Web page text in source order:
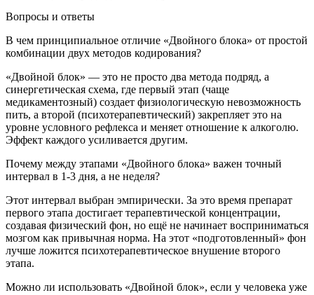
Вопросы и ответы
В чем принципиальное отличие «Двойного блока» от простой
комбинации двух методов кодирования?
«Двойной блок» — это не просто два метода подряд, а
синергетическая схема, где первый этап (чаще
медикаментозный) создает физиологическую невозможность
пить, а второй (психотерапевтический) закрепляет это на
уровне условного рефлекса и меняет отношение к алкоголю.
Эффект каждого усиливается другим.
Почему между этапами «Двойного блока» важен точный
интервал в 1-3 дня, а не неделя?
Этот интервал выбран эмпирически. За это время препарат
первого этапа достигает терапевтической концентрации,
создавая физический фон, но ещё не начинает восприниматься
мозгом как привычная норма. На этот «подготовленный» фон
лучше ложится психотерапевтическое внушение второго
этапа.
Можно ли использовать «Двойной блок», если у человека уже